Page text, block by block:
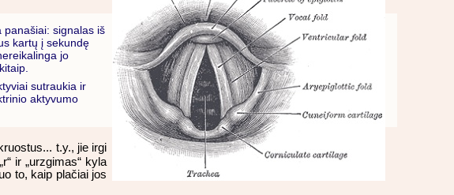
panašiai: signalas iš
kartų į sekundę
jo
sutraukia ir
aktyvumo
t.y., jie irgi
ir „urzgimas“ kyla
to, kaip plačiai jos